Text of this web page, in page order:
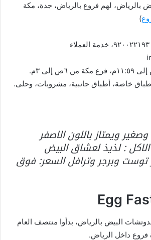
بالرياض، لهم فروع بالرياض، جدة، مكة
)
الهاتف: الرقم الموحد ٩٢٠٠٢٢١٩٣، خدمة العملاء
خاصة، أطباق جانبية، مشروبات، وحلى.
ويمتاز باللون الاصفر
: لذيذ لعشاق البيض
توست وبرجر وترافل السعر: فوق
البيض بالرياض، بدأوا منتصف العام